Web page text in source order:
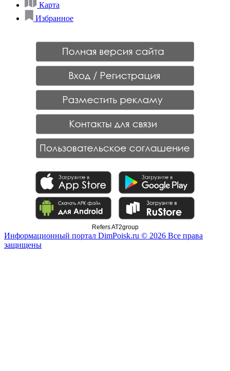
Карта
Избранное
Refers AT2group
Информационный портал DimPoisk.ru © 2026 Все права
защищены